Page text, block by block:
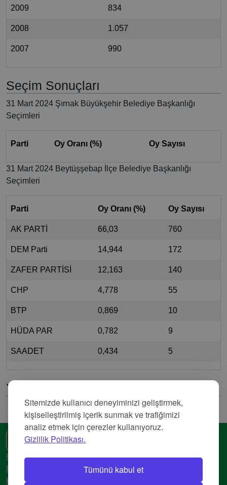
Sitemizde kullanıcı deneyiminizi geliştirmek,
kişiselleştirilmiş içerik sunmak ve trafiğimizi
analiz etmek için çerezler kullanıyoruz.
Gizlilik Politikası.
Tümünü kabul et
2009 834
2008 1.057
2007 990
Seçim Sonuçları
31 Mart 2024 Şırnak Büyükşehir Belediye Başkanlığı
Seçimleri
Parti Oy Oranı (%) Oy Sayısı
31 Mart 2024 Beytüşşebap İlçe Belediye Başkanlığı
Seçimleri
Parti Oy Oranı (%) Oy Sayısı
AK PARTİ 66,03 760
DEM Parti 14,944 172
ZAFER PARTİSİ 12,163 140
CHP 4,778 55
BTP 0,869 10
HÜDA PAR 0,782 9
SAADET 0,434 5
Yorumlar
🌍 Başka bir dil
Gizlilik Politikası
Hizmet Şartları
Künye